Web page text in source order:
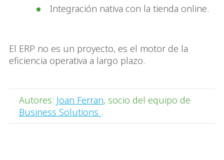
Integración nativa con la tienda online.
El ERP no es un proyecto, es el motor de la
eficiencia operativa a largo plazo.
Autores: Joan Ferran, socio del equipo de
Business Solutions .